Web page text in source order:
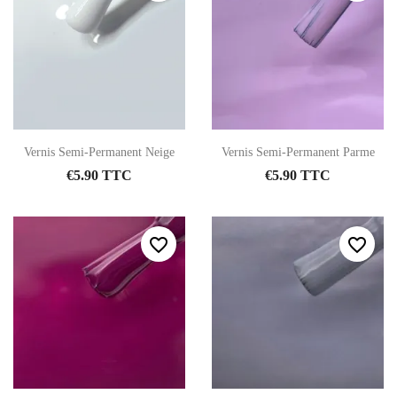
Vernis Semi-Permanent Neige
€5.90 TTC
Vernis Semi-Permanent Parme
€5.90 TTC
favorite_border favorite_border